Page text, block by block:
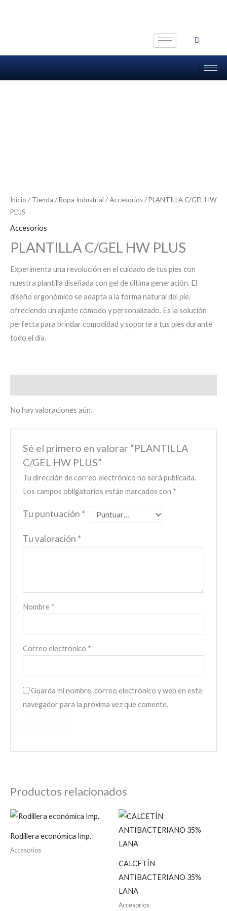
Inicio / Tienda /Ropa Industrial /Accesorios/ PLANTILLA C/GEL HW
PLUS
Accesorios
PLANTILLA C/GEL HW PLUS
Experimenta una revolución en el cuidado de tus pies con
nuestra plantilla diseñada con gel de última generación. El
diseño ergonómico se adapta a la forma natural del pie,
ofreciendo un ajuste cómodo y personalizado. Es la solución
perfecta para brindar comodidad y soporte a tus pies durante
todo el día.
No hay valoraciones aún.
Sé el primero en valorar “PLANTILLA
C/GEL HW PLUS”
Tu dirección de correo electrónico no será publicada.
Los campos obligatorios están marcados con *
Tu puntuación *
Tu valoración *
Nombre *
Correo electrónico *
Guarda mi nombre, correo electrónico y web en este
navegador para la próxima vez que comente.
Productos relacionados
Rodillera económica Imp.
Accesorios
CALCETÍN
ANTIBACTERIANO 35%
LANA
Accesorios